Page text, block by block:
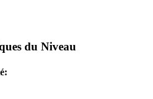
du Niveau